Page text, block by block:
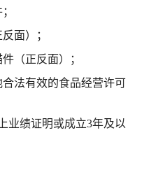
面）；
（正反面）；
法有效的食品经营许可
业绩证明或成立3年及以